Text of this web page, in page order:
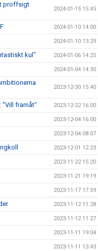
proffsigt
2024-01-15 15:45
2024-01-10 14:00
2024-01-10 13:29
kul" 2024-01-06 14:25
2024-01-04 14:30
2023-12-30 15:40
"Vill framåt" 2023-12-22 16:00
2023-12-04 16:00
2023-12-04 08:07
2023-12-01 12:23
2023-11-22 15:20
2023-11-21 19:19
2023-11-17 17:59
2023-11-12 11:28
2023-11-12 11:27
2023-11-11 19:04
2023-11-11 13:43